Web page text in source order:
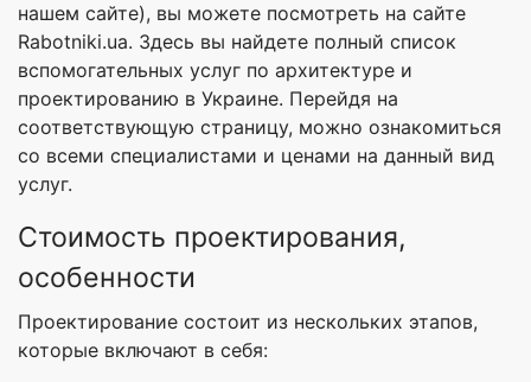
нашем сайте), вы можете посмотреть на сайте
Rabotniki.ua. Здесь вы найдете полный список
вспомогательных услуг по архитектуре и
проектированию в Украине. Перейдя на
соответствующую страницу, можно ознакомиться
со всеми специалистами и ценами на данный вид
услуг.
Стоимость проектирования,
особенности
Проектирование состоит из нескольких этапов,
которые включают в себя: